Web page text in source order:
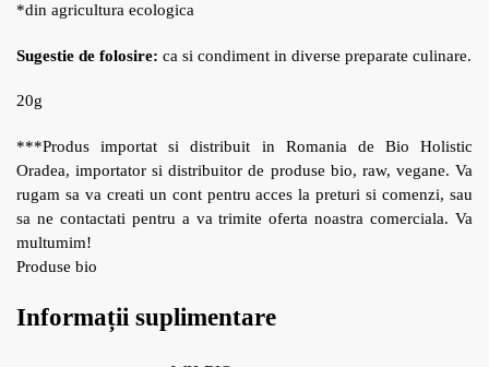
*din agricultura ecologica
Sugestie de folosire: ca si condiment in diverse preparate culinare.
20g
***Produs importat si distribuit in Romania de Bio Holistic
Oradea, importator si distribuitor de produse bio, raw, vegane. Va
rugam sa va creati un cont pentru acces la preturi si comenzi, sau
sa ne contactati pentru a va trimite oferta noastra comerciala. Va
multumim!
Produse bio
Informații suplimentare